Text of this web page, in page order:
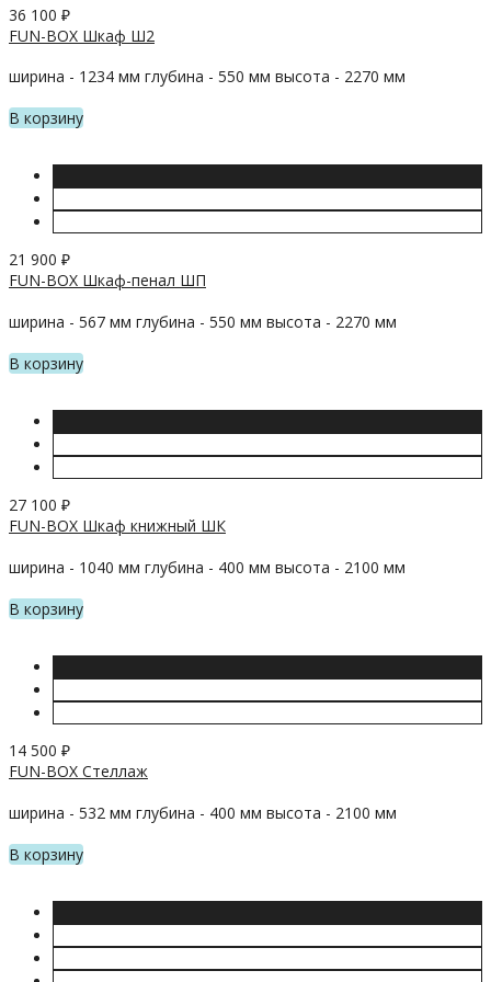
36 100 ₽
FUN-BOX Шкаф Ш2
ширина - 1234 мм глубина - 550 мм высота - 2270 мм
В корзину
21 900 ₽
FUN-BOX Шкаф-пенал ШП
ширина - 567 мм глубина - 550 мм высота - 2270 мм
В корзину
27 100 ₽
FUN-BOX Шкаф книжный ШК
ширина - 1040 мм глубина - 400 мм высота - 2100 мм
В корзину
14 500 ₽
FUN-BOX Стеллаж
ширина - 532 мм глубина - 400 мм высота - 2100 мм
В корзину